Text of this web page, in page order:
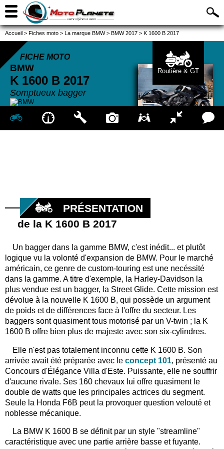
Accueil > Fiches moto > La marque BMW > BMW 2017 > K 1600 B 2017
FICHE MOTO
BMW
K 1600 B 2017
Somptueux bagger
Routière & GT
PRÉSENTATION
de la K 1600 B 2017
Un bagger dans la gamme BMW, c'est inédit... et plutôt
logique vu la volonté d'expansion de BMW. Pour le marché
américain, ce genre de custom-touring est une necéssité
dans la gamme. A titre d'exemple, la Harley-Davidson la
plus vendue est un bagger, la Street Glide. Cette mission est
dévolue à la nouvelle K 1600 B, qui possède un argument
de poids et de différences face à l'offre du secteur. Les
baggers sont quasiment tous motorisé par un V-twin ; la K
1600 B offre bien plus de majeste avec son six-cylindres.
Elle n'est pas totalement inconnu cette K 1600 B. Son
arrivée avait été préparée avec le concept 101, présenté au
Concours d'Élégance Villa d'Este. Puissante, elle ne souffrir
d'aucune rivale. Ses 160 chevaux lui offre quasiment le
double de watts que les principales actrices du segment.
Seule la Honda F6B peut la provoquer question velouté et
noblesse mécanique.
La BMW K 1600 B se définit par un style "streamline"
caractéristique avec une partie arrière basse et fuyante.